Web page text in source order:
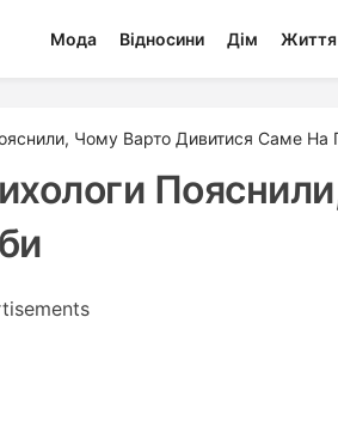
Мода Відносини Дім Життя
Чому Варто Дивитися Саме На